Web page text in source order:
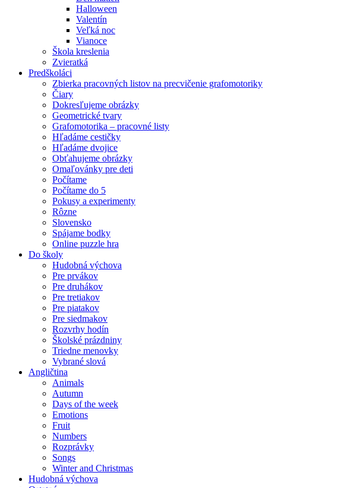
Halloween
Valentín
Veľká noc
Vianoce
Škola kreslenia
Zvieratká
Predškoláci
Zbierka pracovných listov na precvičenie grafomotoriky
Čiary
Dokresľujeme obrázky
Geometrické tvary
Grafomotorika – pracovné listy
Hľadáme cestičky
Hľadáme dvojice
Obťahujeme obrázky
Omaľovánky pre deti
Počítame
Počítame do 5
Pokusy a experimenty
Rôzne
Slovensko
Spájame bodky
Online puzzle hra
Do školy
Hudobná výchova
Pre prvákov
Pre druhákov
Pre tretiakov
Pre piatakov
Pre siedmakov
Rozvrhy hodín
Školské prázdniny
Triedne menovky
Vybrané slová
Angličtina
Animals
Autumn
Days of the week
Emotions
Fruit
Numbers
Rozprávky
Songs
Winter and Christmas
Hudobná výchova